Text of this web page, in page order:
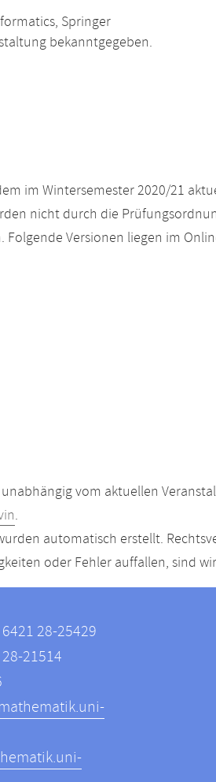
Springer
bekanntgegeben.
im Wintersemester 2020/21
nicht durch die
Folgende Versionen liegen im
vom aktuellen
.
automatisch erstellt.
oder Fehler auffallen, sind
28-25429
21514